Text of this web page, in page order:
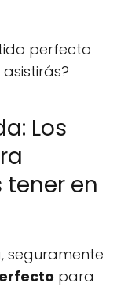
perfecto
Los
en
seguramente
para